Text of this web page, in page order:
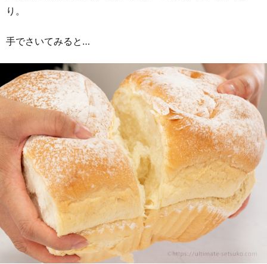
り。
手でさいてみると…